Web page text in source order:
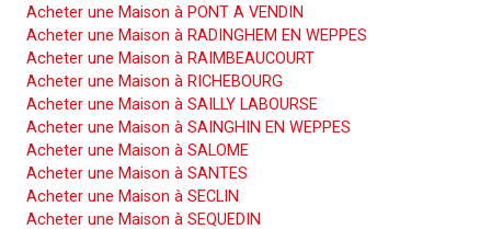
Acheter une Maison à PONT A VENDIN
Acheter une Maison à RADINGHEM EN WEPPES
Acheter une Maison à RAIMBEAUCOURT
Acheter une Maison à RICHEBOURG
Acheter une Maison à SAILLY LABOURSE
Acheter une Maison à SAINGHIN EN WEPPES
Acheter une Maison à SALOME
Acheter une Maison à SANTES
Acheter une Maison à SECLIN
Acheter une Maison à SEQUEDIN